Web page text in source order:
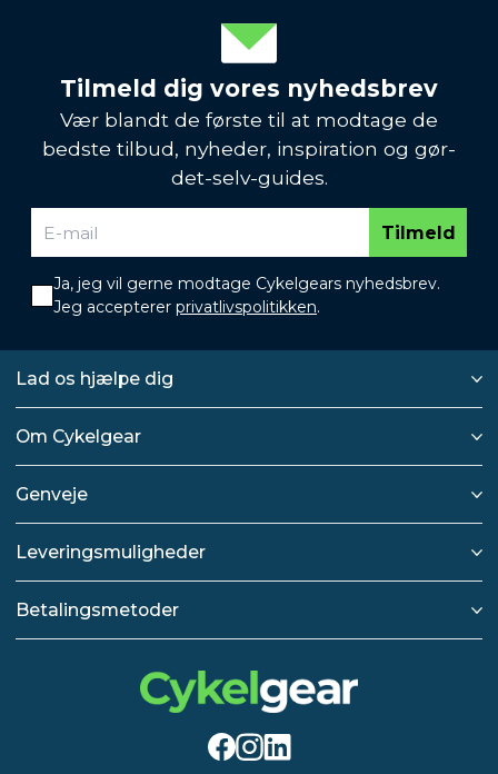
Tilmeld dig vores nyhedsbrev
Vær blandt de første til at modtage de
bedste tilbud, nyheder, inspiration og gør-
det-selv-guides.
Tilmeld
Ja, jeg vil gerne modtage Cykelgears nyhedsbrev.
Jeg accepterer privatlivspolitikken.
Lad os hjælpe dig
Om Cykelgear
Genveje
Leveringsmuligheder
Betalingsmetoder